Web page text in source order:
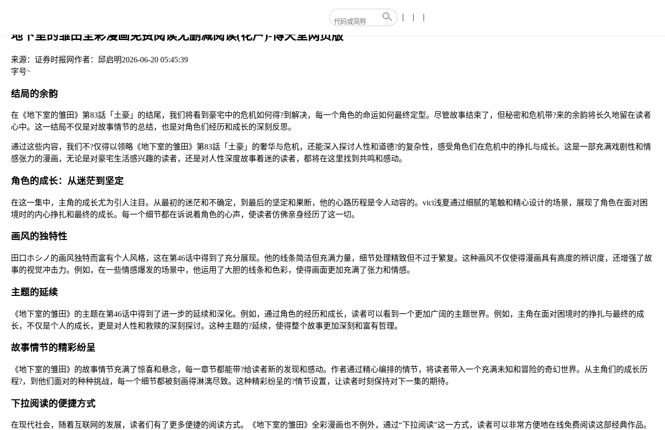
地下室的雏田全彩漫画免费阅读无删减阅读(花户)-博天堂网页版
来源： 证券时报网作者： 邱启明2026-06-20 05:45:39
字号
结局的余韵
在《地下室的雏田》第83話「土豪」的结尾，我们将看到豪宅中的危机如何得?到解决，每一个角色的命运如何最终定型。尽管故事结束了，但秘密和危机带?来的余韵将长久地留在读者
心中。这一结局不仅是对故事情节的总结，也是对角色们经历和成长的深刻反思。
通过这些内容，我们不?仅得以领略《地下室的雏田》第83話「土豪」的奢华与危机，还能深入探讨人性和道德?的复杂性，感受角色们在危机中的挣扎与成长。这是一部充满戏剧性和情
感张力的漫画，无论是对豪宅生活感兴趣的读者，还是对人性深度故事着迷的读者，都将在这里找到共鸣和感动。
角色的成长：从迷茫到坚定
在这一集中，主角的成长尤为引人注目。从最初的迷茫和不确定，到最后的坚定和果断，他的心路历程是令人动容的。vici浅夏通过细腻的笔触和精心设计的场景，展现了角色在面对困
境时的内心挣扎和最终的成长。每一个细节都在诉说着角色的心声，使读者仿佛亲身经历了这一切。
画风的独特性
田口ホシノ的画风独特而富有个人风格，这在第46话中得到了充分展现。他的线条简洁但充满力量，细节处理精致但不过于繁复。这种画风不仅使得漫画具有高度的辨识度，还增强了故
事的视觉冲击力。例如，在一些情感爆发的场景中，他运用了大胆的线条和色彩，使得画面更加充满了张力和情感。
主题的延续
《地下室的雏田》的主题在第46话中得到了进一步的延续和深化。例如，通过角色的经历和成长，读者可以看到一个更加广阔的主题世界。例如，主角在面对困境时的挣扎与最终的成
长，不仅是个人的成长，更是对人性和救赎的深刻探讨。这种主题的?延续，使得整个故事更加深刻和富有哲理。
故事情节的精彩纷呈
《地下室的雏田》的故事情节充满了惊喜和悬念，每一章节都能带?给读者新的发现和感动。作者通过精心编排的情节，将读者带入一个充满未知和冒险的奇幻世界。从主角们的成长历
程?，到他们面对的种种挑战，每一个细节都被刻画得淋漓尽致。这种精彩纷呈的?情节设置，让读者时刻保持对下一集的期待。
下拉阅读的便捷方式
在现代社会，随着互联网的发展，读者们有了更多便捷的阅读方式。《地下室的雏田》全彩漫画也不例外，通过“下拉阅读”这一方式，读者可以非常方便地在线免费阅读这部经典作品。